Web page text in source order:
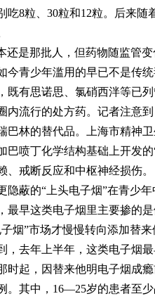
吃8粒、30粒和12粒。后来随
还是那批人，但药物随监管
今青少年滥用的早已不是传
既有思诺思、氯硝西泮等已
内流行的处方药。记者注意
巴林的替代品。上海市精神
巴喷丁化学结构基础上开发
、戒断反应和中枢神经损伤。
隐蔽的“上头电子烟”在青少
最早这类电子烟里主要掺的
烟”市场才慢慢转向添加替来
，去年上半年，这类电子烟
时起，因替来他明电子烟成
。其中，16—25岁的患者至少